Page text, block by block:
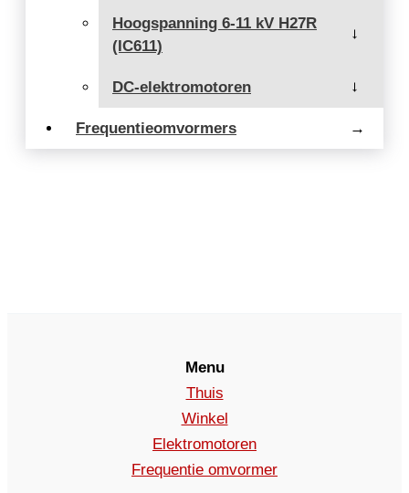
Hoogspanning 6-11 kV H27R
(IC611)
→
DC-elektromotoren →
Frequentieomvormers →
Menu
Thuis
Winkel
Elektromotoren
Frequentie omvormer